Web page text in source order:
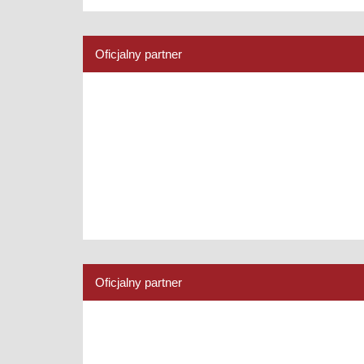
Oficjalny partner
Oficjalny partner